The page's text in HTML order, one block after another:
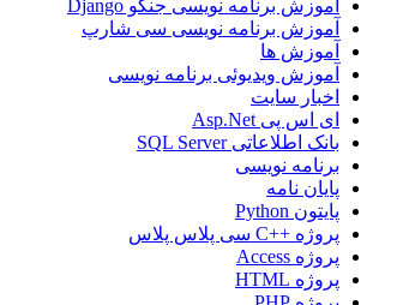
آموزش برنامه نویسی جنگو Django
آموزش برنامه نویسی سی شارپ
آموزش ها
آموزش ویدیوئی برنامه نویسی
اخبار سایت
ای اس پی Asp.Net
بانک اطلاعاتی SQL Server
برنامه نویسی
پایان نامه
پایتون Python
پروژه ++C سی پلاس پلاس
پروژه Access
پروژه HTML